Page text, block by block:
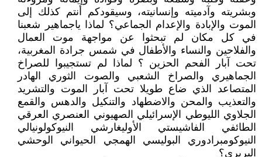
وبشريته وآدميته وإنسانيته، وسيقودكم أنتم كذلك إلى
الموت والإبادة والإعدام الجماعي؟ لماذا ياجماهير شعبنا
في كل مكان لم تبحثوا عن مواجهة موت العمال
والفلاحين والنساء والأطفال في شمس جرادة المغربية،
تحت آبار الفحم الحزين ؟ لماذا لم تستجيبوا للصراخ
الجماهيري والصراخ الشعبي والصوت الثوري الهادر
المتصاعد الذي ضاع طويلا تحت آبار الموت والتشريد
والتعذيب والمحن والاضطهاد والتنكيل والدهس والقمع
الجلاوي الليوطي الإسرائيلي الصهيوني العنصري العرقي
الطائفي الفاشيستي الأوليغارشي النيوكولونيالي
النيوكومبرادوري البوليسي الهمجي الحيواني الوحشي
البربري؟